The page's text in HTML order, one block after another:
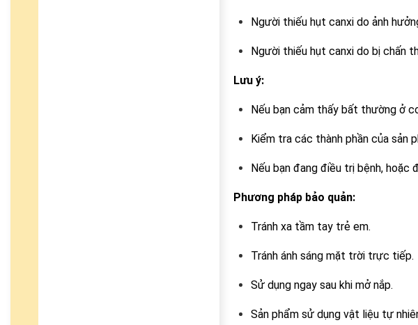
Người thiếu hụt canxi do ảnh
Người thiếu hụt canxi do bị chấn
Lưu ý:
Nếu bạn cảm thấy bất thường ở
Kiểm tra các thành phần của sản
Nếu bạn đang điều trị bệnh, hoặc
Phương pháp bảo quản:
Tránh xa tầm tay trẻ em.
Tránh ánh sáng mặt trời trực tiếp.
Sử dụng ngay sau khi mở nắp.
Sản phẩm sử dụng vật liệu tự